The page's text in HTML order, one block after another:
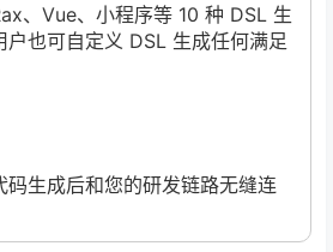
、Vue、小程序等 10 种 DSL 生
户也可自定义 DSL 生成任何满足
码生成后和您的研发链路无缝连